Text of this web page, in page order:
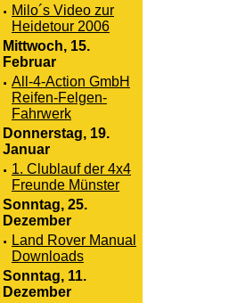
· Milo´s Video zur
Heidetour 2006
Mittwoch, 15.
Februar
· All-4-Action GmbH
Reifen-Felgen-
Fahrwerk
Donnerstag, 19.
Januar
· 1. Clublauf der 4x4
Freunde Münster
Sonntag, 25.
Dezember
· Land Rover Manual
Downloads
Sonntag, 11.
Dezember